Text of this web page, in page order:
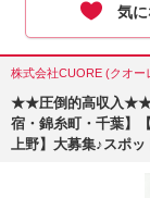
気
株式会社CUORE (クオー
★★圧倒的高収入★★
宿・錦糸町・千葉】
上野】大募集♪スポッ